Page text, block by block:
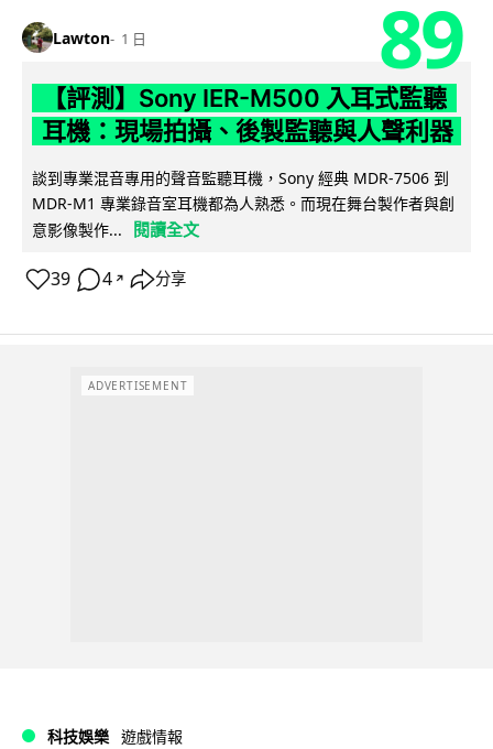
Lawton 1 日 89
【評測】Sony IER-M500 入耳式監聽
耳機：現場拍攝、後製監聽與人聲利器
談到專業混音專用的聲音監聽耳機，Sony 經典 MDR-7506 到
MDR-M1 專業錄音室耳機都為人熟悉。而現在舞台製作者與創
意影像製作...
閱讀全文
39 4 ↗ 分享
ADVERTISEMENT
科技娛樂 遊戲情報